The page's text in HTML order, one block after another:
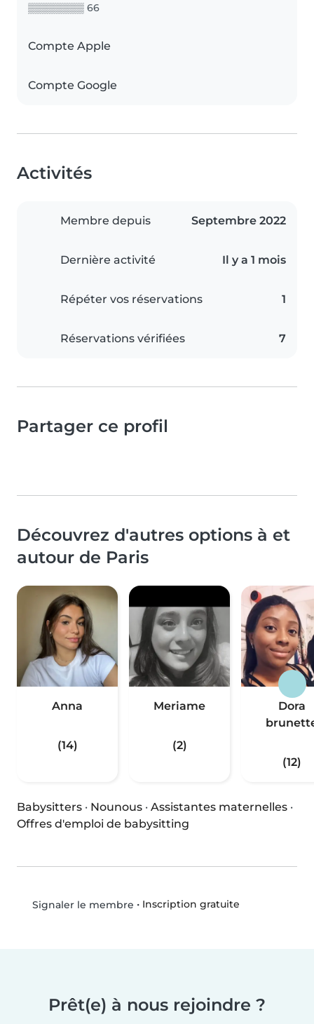
▒▒▒▒▒▒▒▒ 66
Compte Apple
Compte Google
Activités
Membre depuis Septembre 2022
Dernière activité Il y a 1 mois
Répéter vos réservations 1
Réservations vérifiées 7
Partager ce profil
Découvrez d'autres options à et
autour de Paris
Anna
(14)
Meriame
(2)
Dora
(12)
Babysitters · Nounous · Assistantes maternelles ·
Offres d'emploi de babysitting
Signaler le membre • Inscription gratuite
Prêt(e) à nous rejoindre ?